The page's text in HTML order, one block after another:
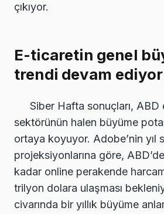
çıkıyor.
E-ticaretin genel
trendi devam ediyor
Siber Hafta sonuçları,
sektörünün halen büyüme
ortaya koyuyor. Adobe’nin yıl
projeksiyonlarına göre,
kadar online perakende
trilyon dolara ulaşması
civarında bir yıllık büyüme